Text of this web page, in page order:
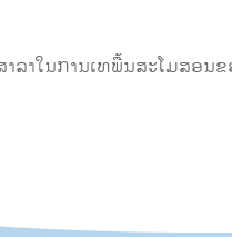
າໃນການເທພື້ນສະໂມສອນຂ